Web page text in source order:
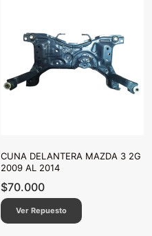
CUNA DELANTERA MAZDA 3 2G
2009 AL 2014
$70.000
Ver Repuesto